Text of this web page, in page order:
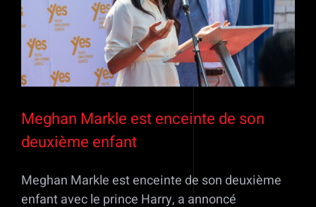
Meghan Markle est enceinte de son
deuxième enfant
Meghan Markle est enceinte de son deuxième
enfant avec le prince Harry, a annoncé